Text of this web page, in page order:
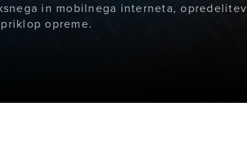
in mobilnega interneta, opredelitev
opreme.